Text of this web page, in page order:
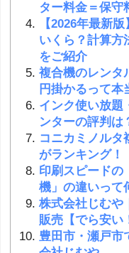
ター料金＝保守
【2026年最新
いくら？計算方
をご紹介
複合機のレンタ
円掛かるって本
インク使い放題
ンターの評判は
コニカミノルタ
がランキング！
印刷スピードの
機」の違いって
株式会社じむや
販売【でら安い
豊田市・瀬戸市